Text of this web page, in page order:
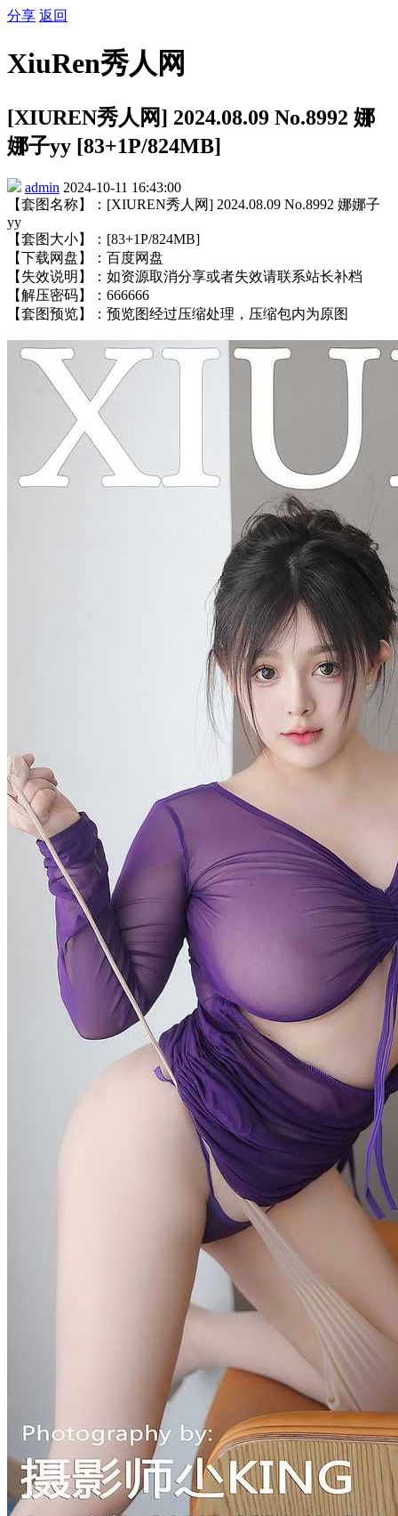
分享 返回
XiuRen秀人网
[XIUREN秀人网] 2024.08.09 No.8992 娜
娜子yy [83+1P/824MB]
admin 2024-10-11 16:43:00
【套图名称】：[XIUREN秀人网] 2024.08.09 No.8992 娜娜子
yy
【套图大小】：[83+1P/824MB]
【下载网盘】：百度网盘
【失效说明】：如资源取消分享或者失效请联系站长补档
【解压密码】：666666
【套图预览】：预览图经过压缩处理，压缩包内为原图